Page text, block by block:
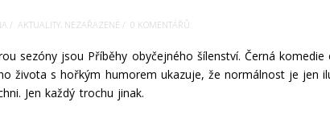
AKTUALITY NEZAŘAZENÉ 0 KOMENTÁŘŮ
sezóny jsou Příběhy obyčejného šílenství. Černá komedie
života s hořkým humorem ukazuje, že normálnost je jen
Jen každý trochu jinak.